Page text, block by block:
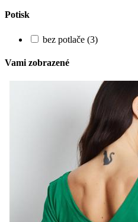
Potisk
bez potlače (3)
Vami zobrazené